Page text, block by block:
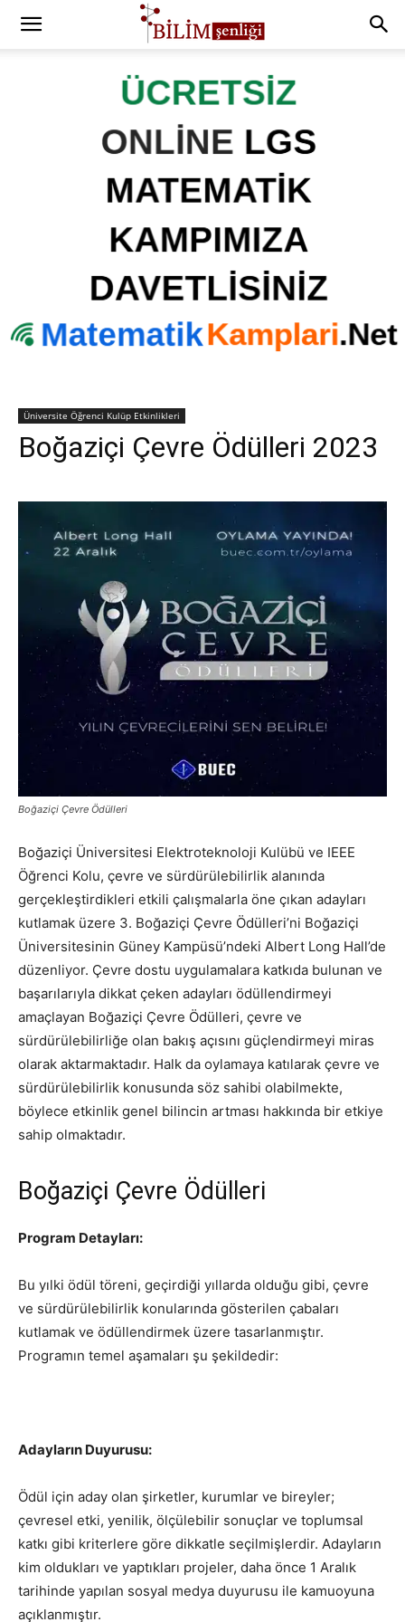
Üniversite Öğrenci Kulüp Etkinlikleri
Boğaziçi Çevre Ödülleri 2023
Boğaziçi Çevre Ödülleri
Boğaziçi Üniversitesi Elektroteknoloji Kulübü ve IEEE
Öğrenci Kolu, çevre ve sürdürülebilirlik alanında
gerçekleştirdikleri etkili çalışmalarla öne çıkan adayları
kutlamak üzere 3. Boğaziçi Çevre Ödülleri’ni Boğaziçi
Üniversitesinin Güney Kampüsü’ndeki Albert Long Hall’de
düzenliyor. Çevre dostu uygulamalara katkıda bulunan ve
başarılarıyla dikkat çeken adayları ödüllendirmeyi
amaçlayan Boğaziçi Çevre Ödülleri, çevre ve
sürdürülebilirliğe olan bakış açısını güçlendirmeyi miras
olarak aktarmaktadır. Halk da oylamaya katılarak çevre ve
sürdürülebilirlik konusunda söz sahibi olabilmekte,
böylece etkinlik genel bilincin artması hakkında bir etkiye
sahip olmaktadır.
Boğaziçi Çevre Ödülleri
Program Detayları:
Bu yılki ödül töreni, geçirdiği yıllarda olduğu gibi, çevre
ve sürdürülebilirlik konularında gösterilen çabaları
kutlamak ve ödüllendirmek üzere tasarlanmıştır.
Programın temel aşamaları şu şekildedir:
Adayların Duyurusu:
Ödül için aday olan şirketler, kurumlar ve bireyler;
çevresel etki, yenilik, ölçülebilir sonuçlar ve toplumsal
katkı gibi kriterlere göre dikkatle seçilmişlerdir. Adayların
kim oldukları ve yaptıkları projeler, daha önce 1 Aralık
tarihinde yapılan sosyal medya duyurusu ile kamuoyuna
açıklanmıştır.